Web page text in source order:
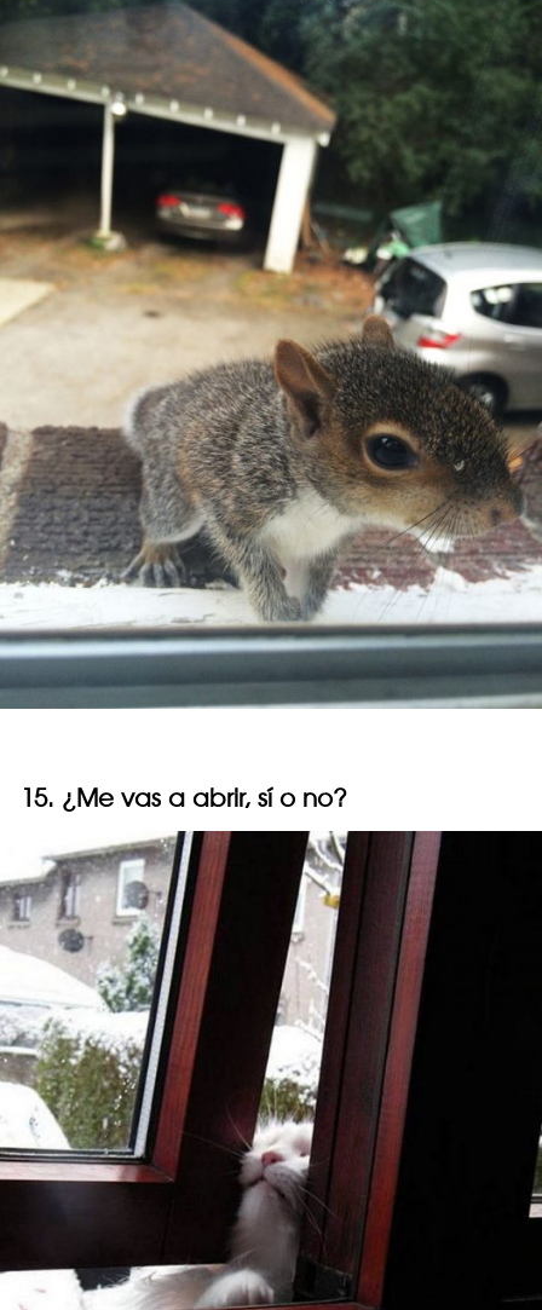
15. ¿Me vas a abrir, sí o no?